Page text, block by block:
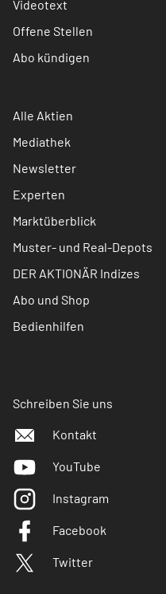
Videotext
Offene Stellen
Abo kündigen
Alle Aktien
Mediathek
Newsletter
Experten
Marktüberblick
Muster- und Real-Depots
DER AKTIONÄR Indizes
Abo und Shop
Bedienhilfen
Schreiben Sie uns
Kontakt
YouTube
Instagram
Facebook
Twitter